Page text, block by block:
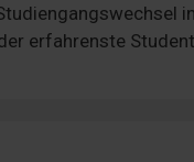
erfahrenste